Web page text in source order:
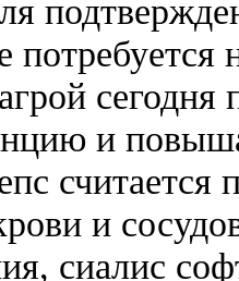
и
и
сиалис